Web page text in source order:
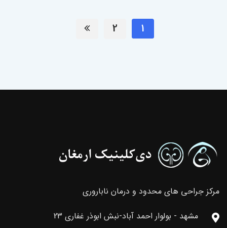
1
2
مرکز جراحی های محدود و درمان ناباروری
مشهد - بولوار احمد آباد-نبش ابوذر غفاری 23